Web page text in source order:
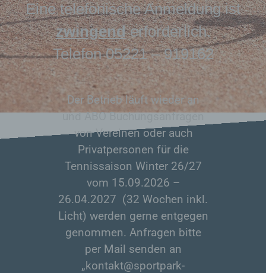
Eine telefonische Anmeldung ist
zwingenderforderlich.
Telefon 05221 – 919162
Der Betrieb läuft wieder an
und ABO Buchungsanfragen
von Vereinen oder auch
Privatpersonen für die
Tennissaison Winter 26/27
vom 15.09.2026 –
26.04.2027 (32 Wochen inkl.
Licht) werden gerne entgegen
genommen. Anfragen bitte
per Mail senden an
„kontakt@sportpark-